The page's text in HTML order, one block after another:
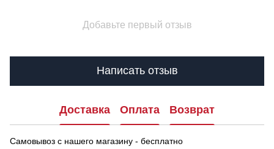
Добавьте первый отзыв
Написать отзыв
Доставка Оплата Возврат
Самовывоз с нашего магазину - бесплатно